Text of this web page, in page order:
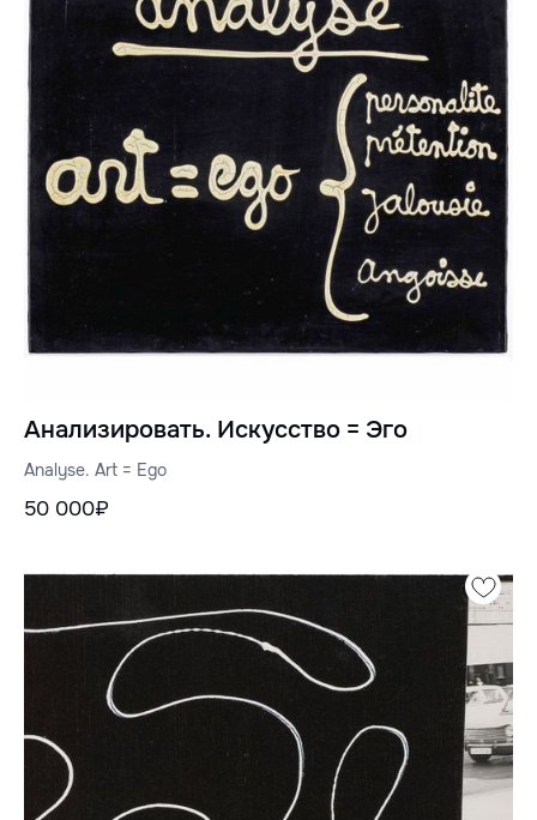
Анализировать. Искусство = Эго
Analyse. Art = Ego
50 000₽